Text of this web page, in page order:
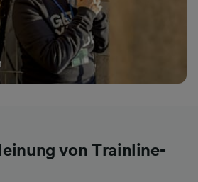
von Trainline-